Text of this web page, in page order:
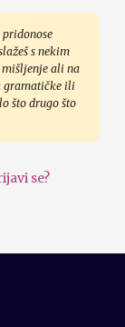
s nekim
ali na
gramatičke ili
što drugo što
se?